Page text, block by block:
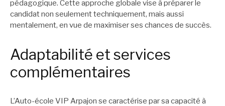
pédagogique. Cette approche globale vise à préparer le
candidat non seulement techniquement, mais aussi
mentalement, en vue de maximiser ses chances de succès.
Adaptabilité et services
complémentaires
L’Auto-école VIP Arpajon se caractérise par sa capacité à